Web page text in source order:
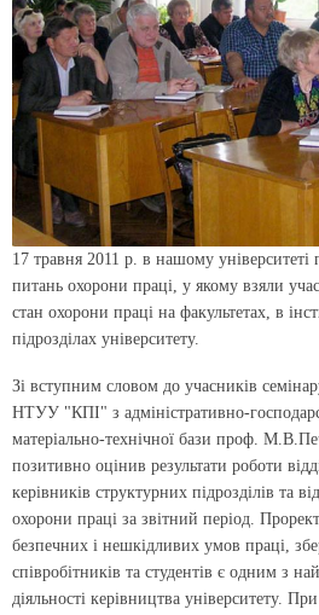
17 травня 2011 р. в нашому
питань охорони праці, у якому взяли
стан охорони праці на факультетах, в
підрозділах університету.
Зі вступним словом до учасників
НТУУ "КПІ" з адміністративно-
матеріально-технічної бази проф.
позитивно оцінив результати роботи
керівників структурних підрозділів та
охорони праці за звітний період.
безпечних і нешкідливих умов праці,
співробітників та студентів є одним з
діяльності керівництва університету.